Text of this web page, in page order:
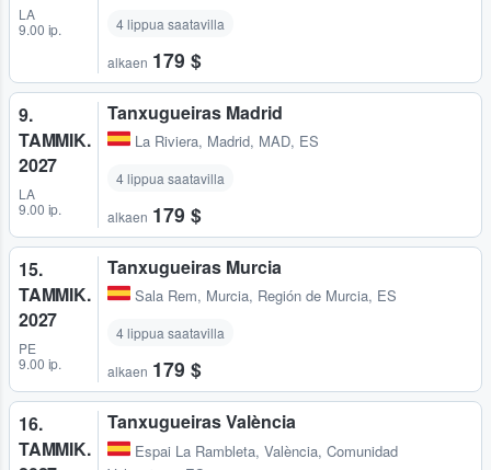
LA
9.00 ip.
4 lippua saatavilla
alkaen 179 $
9.
TAMMIK.
2027
LA
9.00 ip.
Tanxugueiras Madrid
La Riviera, Madrid, MAD, ES
4 lippua saatavilla
alkaen 179 $
15.
TAMMIK.
2027
PE
9.00 ip.
Tanxugueiras Murcia
Sala Rem, Murcia, Región de Murcia, ES
4 lippua saatavilla
alkaen 179 $
16.
TAMMIK.
Tanxugueiras València
Espai La Rambleta, València, Comunidad